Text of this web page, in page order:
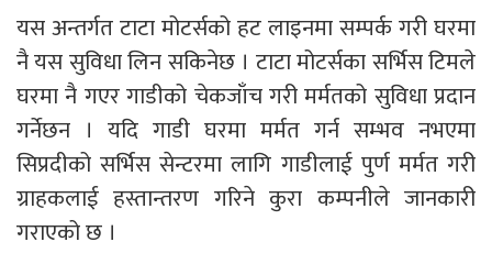
यस अन्तर्गत टाटा मोटर्सको हट लाइनमा सम्पर्क गरी घरमा
नै यस सुविधा लिन सकिनेछ । टाटा मोटर्सका सर्भिस टिमले
घरमा नै गएर गाडीको चेकजाँच गरी मर्मतको सुविधा प्रदान
गर्नेछन । यदि गाडी घरमा मर्मत गर्न सम्भव नभएमा
सिप्रदीको सर्भिस सेन्टरमा लागि गाडीलाई पुर्ण मर्मत गरी
ग्राहकलाई हस्तान्तरण गरिने कुरा कम्पनीले जानकारी
गराएको छ ।